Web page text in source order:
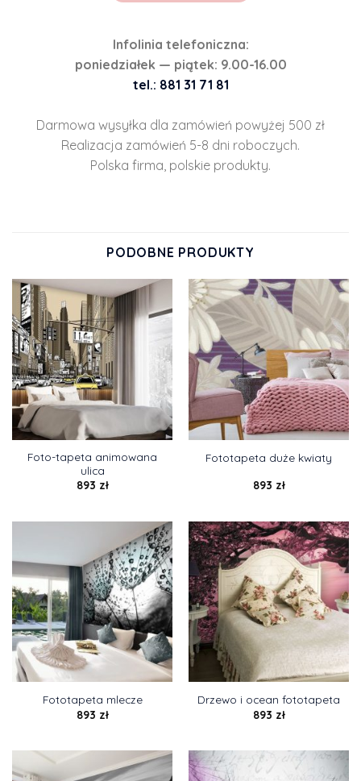
Infolinia telefoniczna:
poniedziałek — piątek: 9.00-16.00
tel.: 881 31 71 81
Darmowa wysyłka dla zamówień powyżej 500 zł
Realizacja zamówień 5-8 dni roboczych.
Polska firma, polskie produkty.
PODOBNE PRODUKTY
Foto-tapeta animowana
ulica
893 zł
Fototapeta duże kwiaty
893 zł
Fototapeta mlecze
893 zł
Drzewo i ocean fototapeta
893 zł